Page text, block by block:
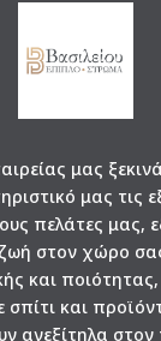
μας
μας τις
πελάτες μας,
στον χώρο
και
σπίτι και
ανεξίτηλα